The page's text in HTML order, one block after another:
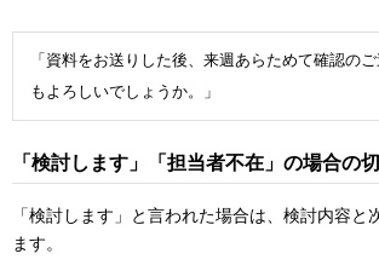
「資料をお送りした後、来週あらためて確認の
もよろしいでしょうか。」
「検討します」「担当者不在」の場合の
「検討します」と言われた場合は、検討内容と
ます。